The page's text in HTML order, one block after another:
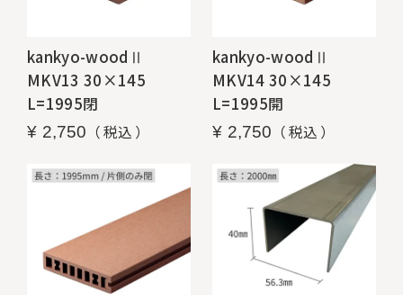
kankyo-woodⅡ
MKV13 30×145
L=1995閉
¥ 2,750 税込
kankyo-woodⅡ
MKV14 30×145
L=1995開
¥ 2,750 税込